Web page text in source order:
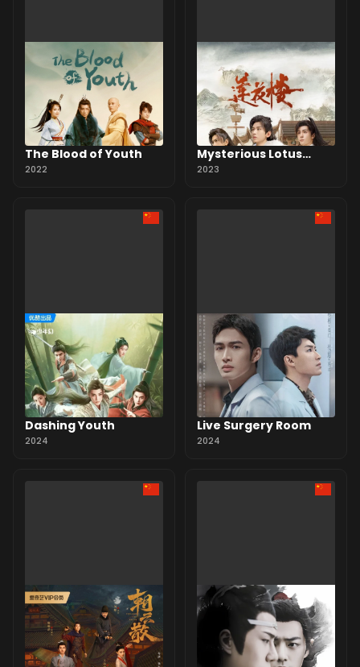
The Blood of Youth
2022
Mysterious Lotus
Casebook
2023
Dashing Youth
2024
Live Surgery Room
2024